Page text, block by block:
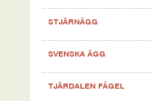
STJÄRNÄGG
SVENSKA ÄGG
TJÄRDALEN FÅGEL